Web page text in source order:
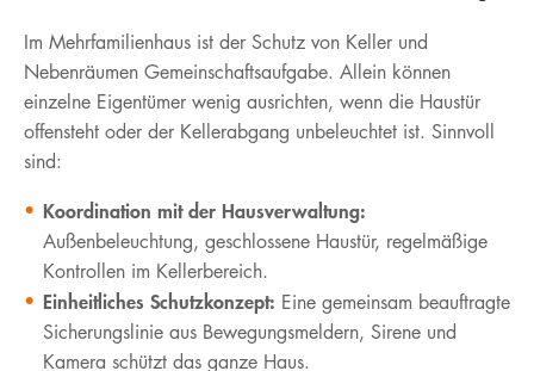
Im Mehrfamilienhaus ist der Schutz von Keller und
Nebenräumen Gemeinschaftsaufgabe. Allein können
einzelne Eigentümer wenig ausrichten, wenn die Haustür
offensteht oder der Kellerabgang unbeleuchtet ist. Sinnvoll
sind:
Koordination mit der Hausverwaltung:
Außenbeleuchtung, geschlossene Haustür, regelmäßige
Kontrollen im Kellerbereich.
Einheitliches Schutzkonzept: Eine gemeinsam beauftragte
Sicherungslinie aus Bewegungsmeldern, Sirene und
Kamera schützt das ganze Haus.